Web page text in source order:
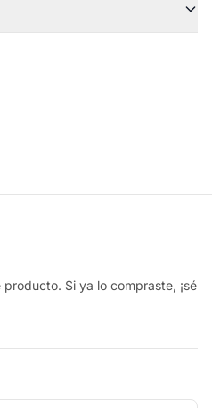
Si ya lo compraste, ¡sé